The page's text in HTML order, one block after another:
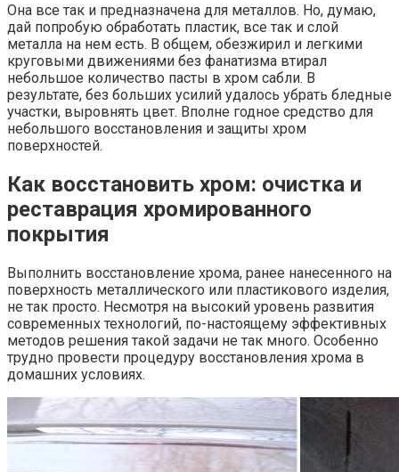
Она все так и предназначена для металлов. Но, думаю,
дай попробую обработать пластик, все так и слой
металла на нем есть. В общем, обезжирил и легкими
круговыми движениями без фанатизма втирал
небольшое количество пасты в хром сабли. В
результате, без больших усилий удалось убрать бледные
участки, выровнять цвет. Вполне годное средство для
небольшого восстановления и защиты хром
поверхностей.
Как восстановить хром: очистка и
реставрация хромированного
покрытия
Выполнить восстановление хрома, ранее нанесенного на
поверхность металлического или пластикового изделия,
не так просто. Несмотря на высокий уровень развития
современных технологий, по-настоящему эффективных
методов решения такой задачи не так много. Особенно
трудно провести процедуру восстановления хрома в
домашних условиях.